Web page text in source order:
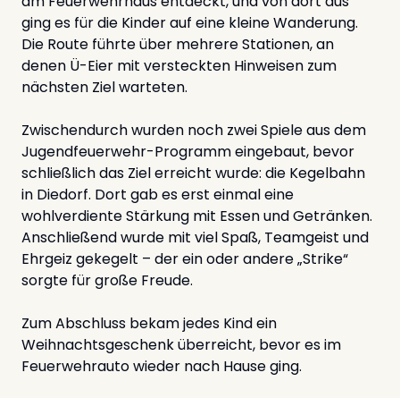
ging es für die Kinder auf eine kleine Wanderung.
Die Route führte über mehrere Stationen, an
denen Ü-Eier mit versteckten Hinweisen zum
nächsten Ziel warteten.
Zwischendurch wurden noch zwei Spiele aus dem
Jugendfeuerwehr-Programm eingebaut, bevor
schließlich das Ziel erreicht wurde: die Kegelbahn
in Diedorf. Dort gab es erst einmal eine
wohlverdiente Stärkung mit Essen und Getränken.
Anschließend wurde mit viel Spaß, Teamgeist und
Ehrgeiz gekegelt – der ein oder andere „Strike“
sorgte für große Freude.
Zum Abschluss bekam jedes Kind ein
Weihnachtsgeschenk überreicht, bevor es im
Feuerwehrauto wieder nach Hause ging.